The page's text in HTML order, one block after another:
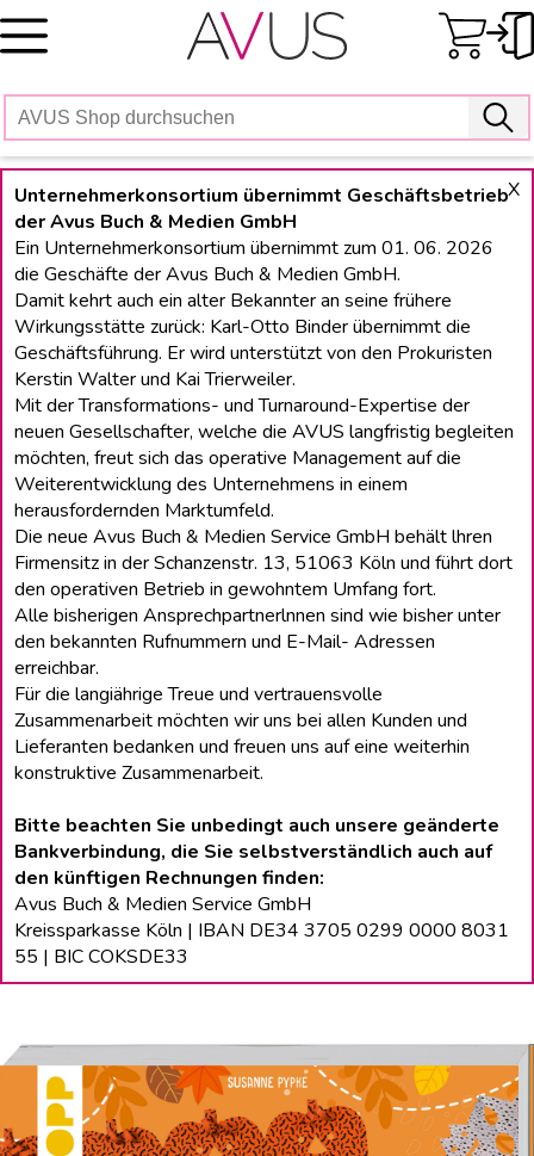
Skip
to
X
Unternehmerkonsortium übernimmt Geschäftsbetrieb
der Avus Buch & Medien GmbH
Ein Unternehmerkonsortium übernimmt zum 01. 06. 2026
die Geschäfte der Avus Buch & Medien GmbH.
Damit kehrt auch ein alter Bekannter an seine frühere
Wirkungsstätte zurück: Karl-Otto Binder übernimmt die
Geschäftsführung. Er wird unterstützt von den Prokuristen
Kerstin Walter und Kai Trierweiler.
Mit der Transformations- und Turnaround-Expertise der
neuen Gesellschafter, welche die AVUS langfristig begleiten
möchten, freut sich das operative Management auf die
Weiterentwicklung des Unternehmens in einem
herausfordernden Marktumfeld.
Die neue Avus Buch & Medien Service GmbH behält lhren
Firmensitz in der Schanzenstr. 13, 51063 Köln und führt dort
den operativen Betrieb in gewohntem Umfang fort.
Alle bisherigen Ansprechpartnerlnnen sind wie bisher unter
den bekannten Rufnummern und E-Mail- Adressen
erreichbar.
Für die langiährige Treue und vertrauensvolle
Zusammenarbeit möchten wir uns bei allen Kunden und
Lieferanten bedanken und freuen uns auf eine weiterhin
konstruktive Zusammenarbeit.
Bitte beachten Sie unbedingt auch unsere geänderte
Bankverbindung, die Sie selbstverständlich auch auf
den künftigen Rechnungen finden:
Avus Buch & Medien Service GmbH
Kreissparkasse Köln | IBAN DE34 3705 0299 0000 8031
55 | BIC COKSDE33